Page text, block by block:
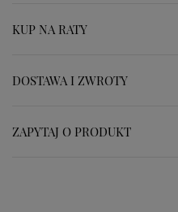
KUP NA RATY
DOSTAWA I ZWROTY
ZAPYTAJ O PRODUKT